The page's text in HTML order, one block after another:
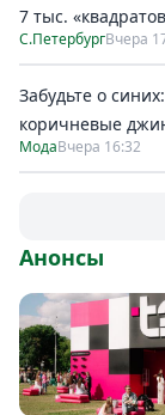
7 тыс.
С.ПетербургВчера
Забудьте о
коричневые
МодаВчера 16:32
Анонсы